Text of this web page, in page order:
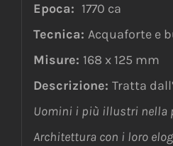
Epoca: 1770 ca
Tecnica: Acquaforte e
Misure: 168 x 125 mm
Descrizione: Tratta
Uomini i più illustri nella
Architettura con i loro